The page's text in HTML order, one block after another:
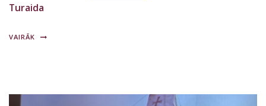
Turaida
VAIRĀK